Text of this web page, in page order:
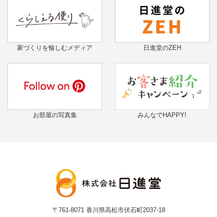
家づくりを愉しむメディア 日進堂のZEH
お部屋の写真集 みんなでHAPPY!
〒761-8071香川県高松市伏石町2037-18